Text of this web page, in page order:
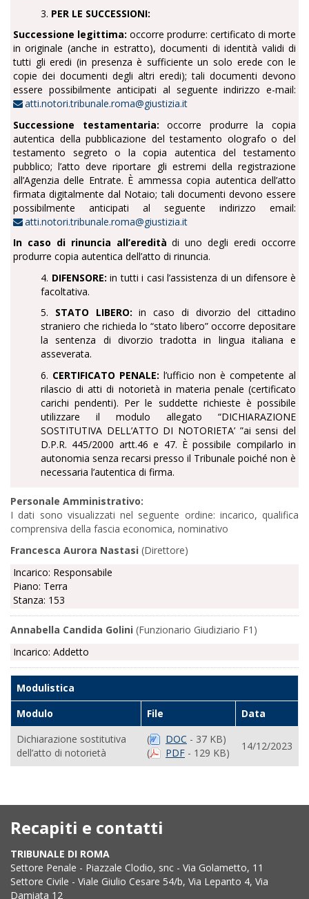
3. PER LE SUCCESSIONI:
Successione legittima: occorre produrre: certificato di morte
in originale (anche in estratto), documenti di identità validi di
tutti gli eredi (in presenza è sufficiente un solo erede con le
copie dei documenti degli altri eredi); tali documenti devono
essere possibilmente anticipati al seguente indirizzo e-mail:
atti.notori.tribunale.roma@giustizia.it
Successione testamentaria: occorre produrre la copia
autentica della pubblicazione del testamento olografo o del
testamento segreto o la copia autentica del testamento
pubblico; l’atto deve riportare gli estremi della registrazione
all’Agenzia delle Entrate. È ammessa copia autentica dell’atto
firmata digitalmente dal Notaio; tali documenti devono essere
possibilmente anticipati al seguente indirizzo email:
atti.notori.tribunale.roma@giustizia.it
In caso di rinuncia all’eredità di uno degli eredi occorre
produrre copia autentica dell’atto di rinuncia.
4. DIFENSORE: in tutti i casi l’assistenza di un difensore è
facoltativa.
5. STATO LIBERO: in caso di divorzio del cittadino
straniero che richieda lo “stato libero” occorre depositare
la sentenza di divorzio tradotta in lingua italiana e
asseverata.
6. CERTIFICATO PENALE: l’ufficio non è competente al
rilascio di atti di notorietà in materia penale (certificato
carichi pendenti). Per le suddette richieste è possibile
utilizzare il modulo allegato “DICHIARAZIONE
SOSTITUTIVA DELL’ATTO DI NOTORIETA’ ”ai sensi del
D.P.R. 445/2000 artt.46 e 47. È possibile compilarlo in
autonomia senza recarsi presso il Tribunale poiché non è
necessaria l’autentica di firma.
Personale Amministrativo:
I dati sono visualizzati nel seguente ordine: incarico, qualifica
comprensiva della fascia economica, nominativo
Francesca Aurora Nastasi (Direttore)
Incarico: Responsabile
Piano: Terra
Stanza: 153
Annabella Candida Golini (Funzionario Giudiziario F1)
Incarico: Addetto
Modulistica
Modulo
File
Data
Dichiarazione sostitutiva
dell’atto di notorietà
( DOC - 37 KB)
(
PDF - 129 KB)
14/12/2023
Recapiti e contatti
TRIBUNALE DI ROMA
Settore Penale - Piazzale Clodio, snc - Via Golametto, 11
Settore Civile - Viale Giulio Cesare 54/b, Via Lepanto 4, Via
Damiata 12